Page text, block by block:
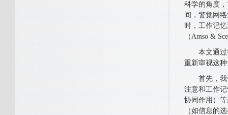
科学的角度
间，警觉网
时，工作记
（Amso &
本文通过整
重新审视这
首先，我们
注意和工作
协同作用）
（如信息的